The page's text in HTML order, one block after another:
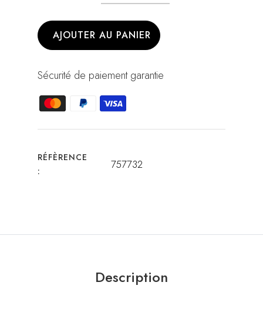
AJOUTER AU PANIER
Sécurité de paiement garantie
RÉFÈRENCE
:
757732
Description